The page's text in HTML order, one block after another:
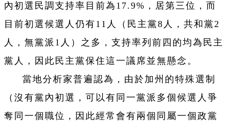
內初選民調支持率目前為17.9%，居第三位，而
目前初選候選人仍有11人（民主黨8人，共和黨2
人，無黨派1人）之多，支持率列前四的均為民主
黨人，因此民主黨保住這一議席並無懸念。
當地分析家普遍認為，由於加州的特殊選制
（沒有黨內初選，可以有同一黨派多個候選人爭
奪同一個職位，因此經常會有兩個同屬一個政黨